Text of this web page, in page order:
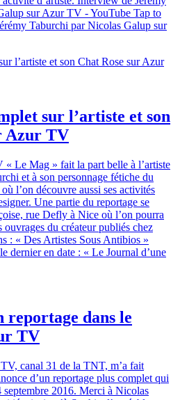
sur Azur TV - YouTube Tap to
Taburchi par Nicolas Galup sur
sur l’artiste et son
Azur TV
« Le Mag » fait la part belle à l’artiste
et à son personnage fétiche du
l’on découvre aussi ses activités
Une partie du reportage se
rue Defly à Nice où l’on pourra
du créateur publiés chez
: « Des Artistes Sous Antibios »
dernier en date : « Le Journal d’une
reportage dans le
TV
canal 31 de la TNT, m’a fait
d’un reportage plus complet qui
septembre 2016. Merci à Nicolas